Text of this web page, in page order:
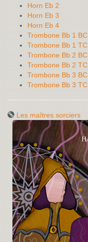
Horn Eb 2
Horn Eb 3
Horn Eb 4
Trombone Bb 1 BC
Trombone Bb 1 TC
Trombone Bb 2 BC
Trombone Bb 2 TC
Trombone Bb 3 BC
Trombone Bb 3 TC
Les maîtres sorciers